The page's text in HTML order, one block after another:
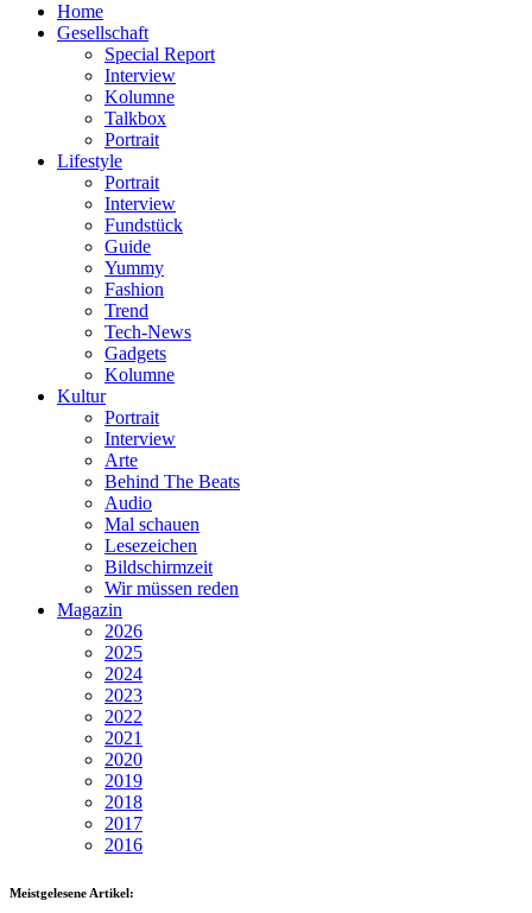
Home
Gesellschaft
Special Report
Interview
Kolumne
Talkbox
Portrait
Lifestyle
Portrait
Interview
Fundstück
Guide
Yummy
Fashion
Trend
Tech-News
Gadgets
Kolumne
Kultur
Portrait
Interview
Arte
Behind The Beats
Audio
Mal schauen
Lesezeichen
Bildschirmzeit
Wir müssen reden
Magazin
2026
2025
2024
2023
2022
2021
2020
2019
2018
2017
2016
Meistgelesene Artikel: